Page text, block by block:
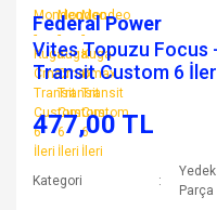
Federal Power
Vites Topuzu Focus
Transit Custom 6
477,00 TL
Kategori
Parça